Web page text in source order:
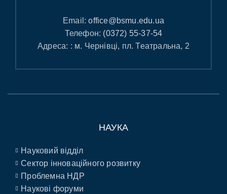
Email:office@bsmu.edu.ua
Телефон: (0372) 55-37-54
Адреса: : м. Чернівці, пл. Театральна, 2
НАУКА
Науковий відділ
Сектор інноваційного розвитку
Проблемна НДР
Наукові форуми